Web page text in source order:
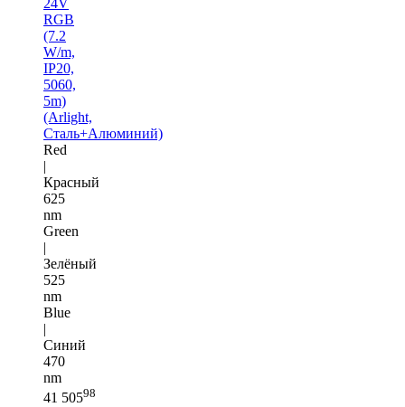
24V
RGB
(7.2
W/m,
IP20,
5060,
5m)
(Arlight,
Сталь+Алюминий)
Red
|
Красный
625
nm
Green
|
Зелёный
525
nm
Blue
|
Синий
470
nm
41 50598